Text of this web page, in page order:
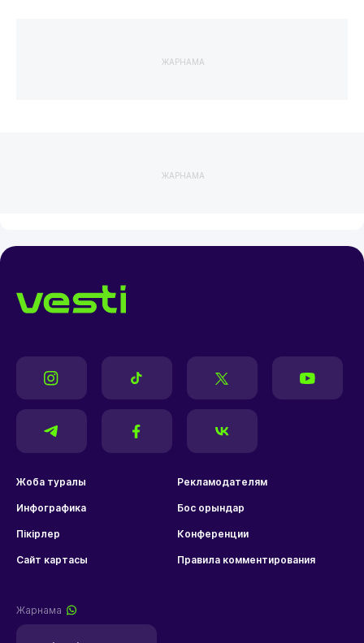
ЖАРНАМА
ЖАРНАМА
Жоба туралы Рекламодателям
Инфографика Бос орындар
Пікірлер Конференции
Сайт картасы Правила комментирования
Жарнама